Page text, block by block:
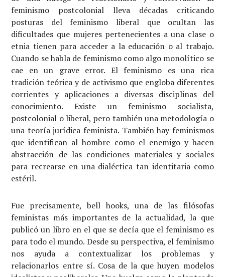
feminismo postcolonial lleva décadas criticando
posturas del feminismo liberal que ocultan las
dificultades que mujeres pertenecientes a una clase o
etnia tienen para acceder a la educación o al trabajo.
Cuando se habla de feminismo como algo monolítico se
cae en un grave error. El feminismo es una rica
tradición teórica y de activismo que engloba diferentes
corrientes y aplicaciones a diversas disciplinas del
conocimiento. Existe un feminismo socialista,
postcolonial o liberal, pero también una metodología o
una teoría jurídica feminista. También hay feminismos
que identifican al hombre como el enemigo y hacen
abstracción de las condiciones materiales y sociales
para recrearse en una dialéctica tan identitaria como
estéril.
Fue precisamente, bell hooks, una de las filósofas
feministas más importantes de la actualidad, la que
publicó un libro en el que se decía que el feminismo es
para todo el mundo. Desde su perspectiva, el feminismo
nos ayuda a contextualizar los problemas y
relacionarlos entre sí. Cosa de la que huyen modelos